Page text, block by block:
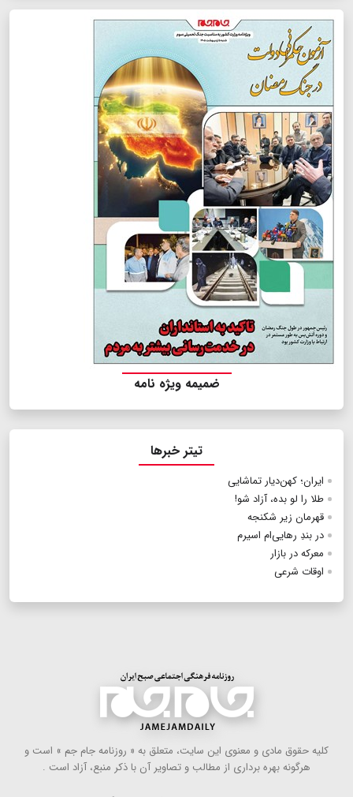
ضمیمه ویژه نامه
تیتر خبرها
ایران؛ کهن‌‎دیار تماشایی
طلا را لو بده، آزاد شو!
قهرمان زیر شکنجه
در بندِ رهایی‌ام اسیرم
معرکه در بازار
اوقات شرعی
كلیه حقوق مادی و معنوی این سایت، متعلق به « روزنامه جام جم » است و
هرگونه بهره ‌برداری از مطالب و تصاویر آن با ذكر منبع، آزاد است .